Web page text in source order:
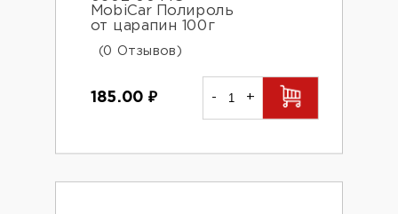
MobiCar Полироль
от царапин 100г
(0 Отзывов)
185.00 ₽ - +